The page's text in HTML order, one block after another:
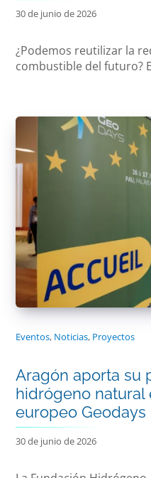
30 de junio de 2026
¿Podemos reutilizar la
combustible del futuro?
Eventos, Noticias, Proyectos
Aragón aporta su
hidrógeno natural
europeo Geodays
30 de junio de 2026